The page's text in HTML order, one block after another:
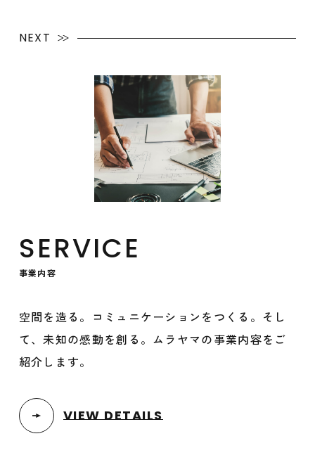
NEXT
事業内容
SERVICE
空間を造る。コミュニケーションをつくる。そし
て、未知の感動を創る。ムラヤマの事業内容をご
紹介します。
VIEW DETAILS